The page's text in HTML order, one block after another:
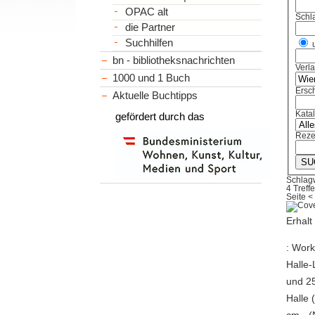
4
Seite<
:
und
Halle
OPAC alt
die Partner
Suchhilfen
bn - bibliotheksnachrichten
1000 und 1 Buch
Aktuelle Buchtipps
gefördert durch das